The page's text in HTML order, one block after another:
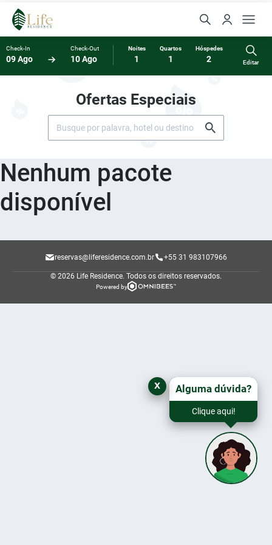
Check-In
09 Ago
Check-Out
10 Ago
Noites
1
Quartos
1
Hóspedes
2 Editar
Ofertas Especiais
Nenhum pacote
disponível
reservas@liferesidence.com.br +55 31 983107966
© 2026 Life Residence. Todos os direitos reservados.
Powered by
Alguma dúvida?
Clique aqui!
x